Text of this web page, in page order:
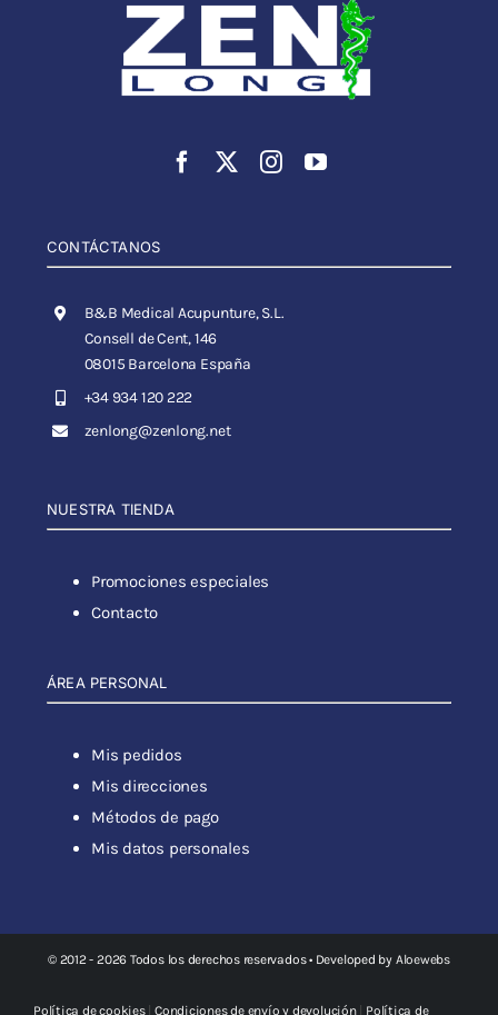
CONTÁCTANOS
B&B Medical Acupunture, S.L.
Consell de Cent, 146
08015 Barcelona España
+34 934 120 222
zenlong@zenlong.net
NUESTRA TIENDA
Promociones especiales
Contacto
ÁREA PERSONAL
Mis pedidos
Mis direcciones
Métodos de pago
Mis datos personales
© 2012 - 2026 Todos los derechos reservados • Developed by Aloewebs
Política de cookies|Condiciones de envío y devolución| Política de